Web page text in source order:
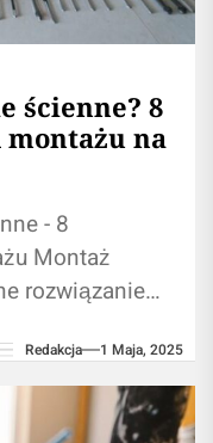
ścienne? 8
na
- 8
Montaż
rozwiązanie
Redakcja 1 Maja, 2025